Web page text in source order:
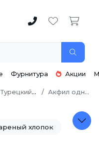
Фурнитура Акции
Турецкий хлопок Акфил однотонный
хлопок